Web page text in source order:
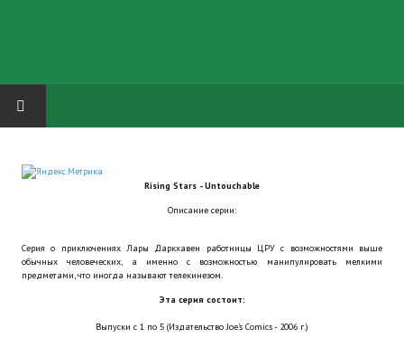
Русская биржа
Теневой кардинал для Обливиона
Rising Stars - Untouchable
Описание серии:
Серия о приключениях Лары Даркхавен работницы ЦРУ с возможностями выше
обычных человеческих, а именно с возможностью манипулировать мелкими
предметами, что иногда называют телекинезом.
Эта серия состоит:
Выпуски с 1 по 5 (Издательство Joe's Comics - 2006 г.)